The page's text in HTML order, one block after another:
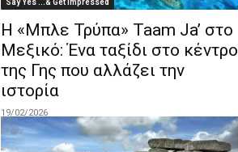
Say Yes ...& Get Impressed
Η «Μπλε Τρύπα» Taam Ja’ στο
Μεξικό: Ένα ταξίδι στο κέντρο
της Γης που αλλάζει την
ιστορία
19/02/2026